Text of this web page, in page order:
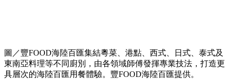
圖／豐FOOD海陸百匯集結粵菜、港點、西式、日式、泰式及
東南亞料理等不同廚別，由各領域師傅發揮專業技法，打造更
具層次的海陸百匯用餐體驗。豐FOOD海陸百匯提供。